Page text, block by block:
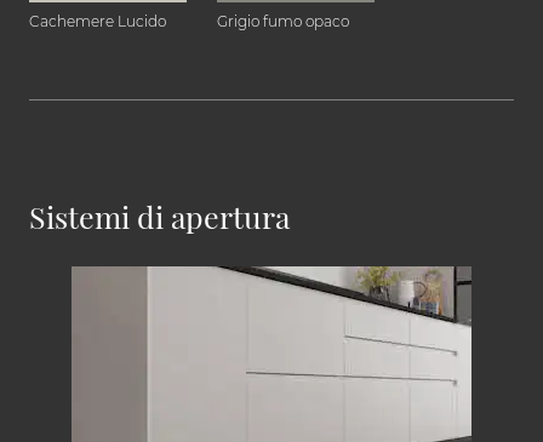
Cachemere Lucido Grigio fumo opaco
Sistemi di apertura